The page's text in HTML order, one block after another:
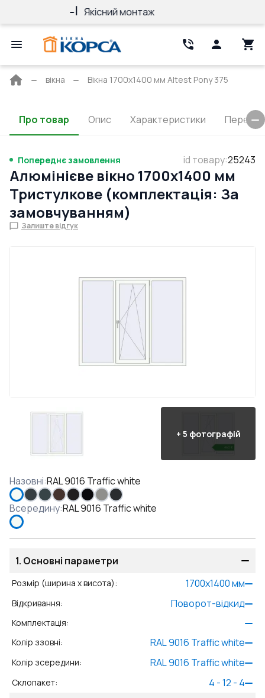
Якісний монтаж
Головна
вікна Вікна 1700x1400 мм Altest Pony 375
Про товар Опис Характеристики
Попереднє замовлення id товару:25243
Алюмінієве вікно 1700x1400 мм
Тристулкове (комплектація: За
замовчуванням)
Залиште відгук
+ 5 фотографій
Назовні:RAL 9016 Traffic white
Всередину:RAL 9016 Traffic white
1. Основні параметри
Розмір (ширина x висота): 1700x1400мм
Відкривання: Поворот-відкид
Комплектація:
Колір ззовні: RAL 9016 Traffic white
Колір зсередини: RAL 9016 Traffic white
Склопакет:
4 - 12 - 4